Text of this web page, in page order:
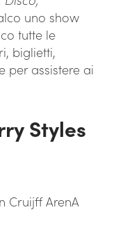
uno show
tutte le
biglietti,
per assistere ai
Styles
Cruijff ArenA